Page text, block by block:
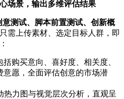
场景，输出多维评估结果
意测试、脚本前置测试、创新概
需上传素材、选定目标人群，即
括购买意向、喜好度、相关度、
意愿，全面评估创意的市场潜
热力图与视觉层次分析，直观呈